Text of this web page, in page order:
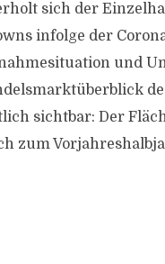
sich der
infolge der
und
sichtbar: Der
zum